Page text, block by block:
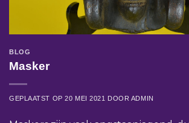
BLOG
Masker
GEPLAATST OP20 MEI 2021 DOOR ADMIN